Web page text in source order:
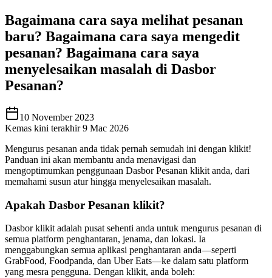
Bagaimana cara saya melihat pesanan
baru? Bagaimana cara saya mengedit
pesanan? Bagaimana cara saya
menyelesaikan masalah di Dasbor
Pesanan?
10 November 2023
Kemas kini terakhir 9 Mac 2026
Mengurus pesanan anda tidak pernah semudah ini dengan klikit!
Panduan ini akan membantu anda menavigasi dan
mengoptimumkan penggunaan Dasbor Pesanan klikit anda, dari
memahami susun atur hingga menyelesaikan masalah.
Apakah Dasbor Pesanan klikit?
Dasbor klikit adalah pusat sehenti anda untuk mengurus pesanan di
semua platform penghantaran, jenama, dan lokasi. Ia
menggabungkan semua aplikasi penghantaran anda—seperti
GrabFood, Foodpanda, dan Uber Eats—ke dalam satu platform
yang mesra pengguna. Dengan klikit, anda boleh: